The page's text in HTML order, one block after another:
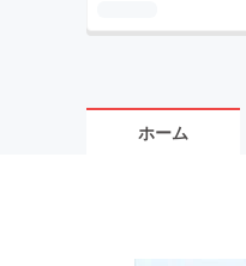
ホーム